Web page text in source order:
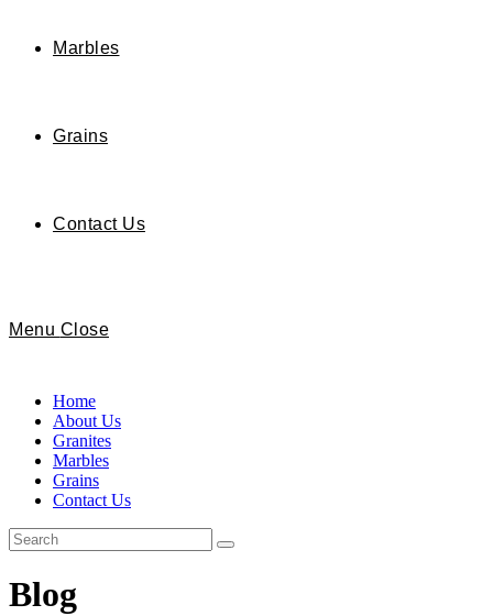
Marbles
Grains
Contact Us
Menu Close
Home
About Us
Granites
Marbles
Grains
Contact Us
Blog